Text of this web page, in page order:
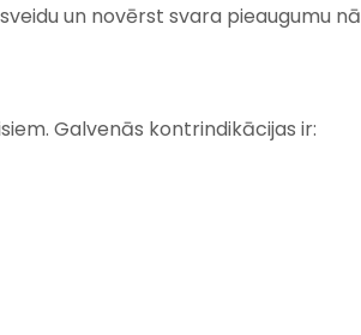
un novērst svara pieaugumu
Galvenās kontrindikācijas ir: